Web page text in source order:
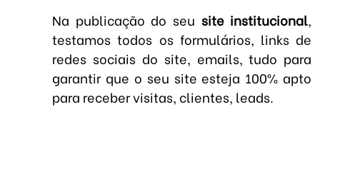
Na publicação do seu site institucional,
testamos todos os formulários, links de
redes sociais do site, emails, tudo para
garantir que o seu site esteja 100% apto
para receber visitas, clientes, leads.